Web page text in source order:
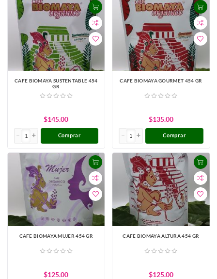
CAFE BIOMAYA SUSTENTABLE 454
GR
$145.00
Comprar
CAFE BIOMAYA GOURMET 454 GR
$135.00
Comprar
CAFE BIOMAYA MUJER 454 GR
$125.00
CAFE BIOMAYA ALTURA 454 GR
$125.00